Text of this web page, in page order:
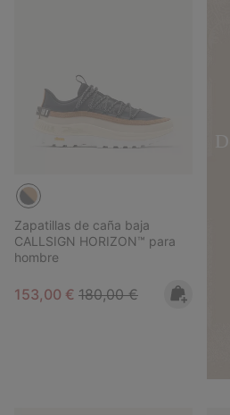
Zapatillas de caña baja
CALLSIGN HORIZON™ para
hombre
Sale price:
153,00 € Regular price:
180,00 €